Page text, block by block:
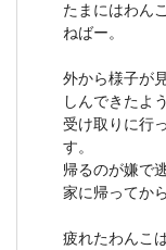
たまにはわん
ねばー。
外から様子が
しんできたよ
受け取りに行
す。
帰るのが嫌で
家に帰ってか
疲れたわんこ